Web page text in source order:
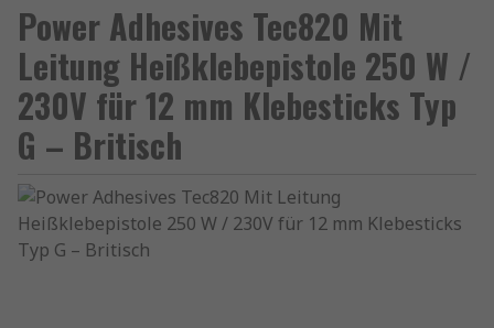
Power Adhesives Tec820 Mit
Leitung Heißklebepistole 250 W /
230V für 12 mm Klebesticks Typ
G – Britisch